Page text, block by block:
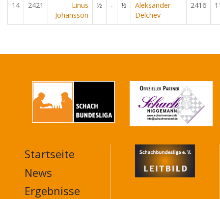
14 2421
Linus
Johansson
½ - ½
Aleksander
Delchev
2416
MAIN
NAVIGATION
FOOTER
Startseite
News
Ergebnisse